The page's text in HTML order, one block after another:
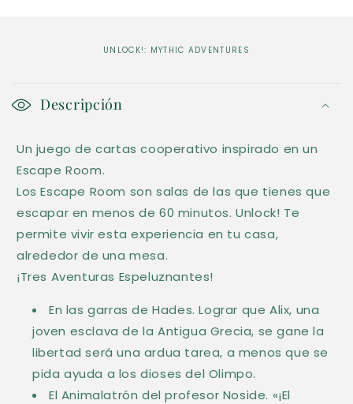
UNLOCK!: MYTHIC ADVENTURES
o
t
e
n
d
o
Descripción
Un juego de cartas cooperativo inspirado en un
Escape Room.
Los Escape Room son salas de las que tienes que
escapar en menos de 60 minutos. Unlock! Te
permite vivir esta experiencia en tu casa,
alrededor de una mesa.
¡Tres Aventuras Espeluznantes!
En las garras de Hades. Lograr que Alix, una
joven esclava de la Antigua Grecia, se gane la
libertad será una ardua tarea, a menos que se
pida ayuda a los dioses del Olimpo.
El Animalatrón del profesor Noside. «¡El